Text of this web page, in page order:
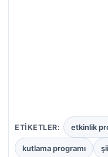
ETIKETLER: etkinlik
kutlama programı